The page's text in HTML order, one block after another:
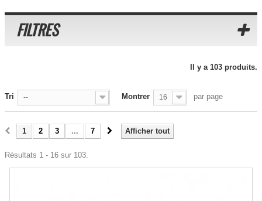
FILTRES
Il y a 103 produits.
Tri -- Montrer 16 par page
Afficher tout
1 2 3 ... 7
Résultats 1 - 16 sur 103.